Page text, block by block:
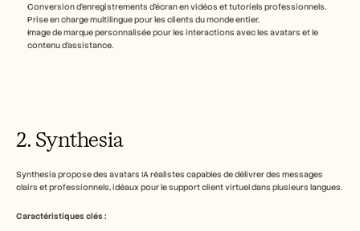
Conversion d’enregistrements d’écran en vidéos et tutoriels professionnels.
Prise en charge multilingue pour les clients du monde entier.
Image de marque personnalisée pour les interactions avec les avatars et le
contenu d’assistance.
2. Synthesia
Synthesia propose des avatars IA réalistes capables de délivrer des messages
clairs et professionnels, idéaux pour le support client virtuel dans plusieurs langues.
Caractéristiques clés :